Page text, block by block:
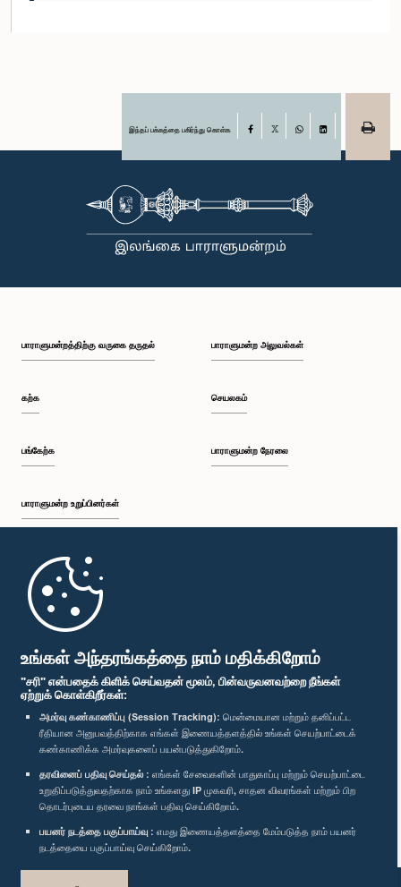
உங்கள் அந்தரங்கத்தை நாம் மதிக்கிறோம்
"சரி" என்பதைக் கிளிக் செய்வதன் மூலம், பின்வருவனவற்றை நீங்கள்
ஏற்றுக் கொள்கிறீர்கள்:
அமர்வு கண்காணிப்பு (Session Tracking): மென்மையான மற்றும் தனிப்பட்ட
ரீதியான அனுபவத்திற்காக எங்கள் இணையத்தளத்தில் உங்கள் செயற்பாட்டைக்
கண்காணிக்க அமர்வுகளைப் பயன்படுத்துகிறோம்.
தரவினைப் பதிவு செய்தல் : எங்கள் சேவைகளின் பாதுகாப்பு மற்றும் செயற்பாட்டை
உறுதிப்படுத்துவதற்காக நாம் உங்களது IP முகவரி, சாதன விவரங்கள் மற்றும் பிற
தொடர்புடைய தரவை நாங்கள் பதிவு செய்கிறோம்.
பயனர் நடத்தை பகுப்பாய்வு : எமது இணையத்தளத்தை மேம்படுத்த நாம் பயனர்
நடத்தையை பகுப்பாய்வு செய்கிறோம்.
இந்தப் பக்கத்தை பகிர்ந்து கொள்க Facebook
பாராளுமன்றத்திற்கு வருகை தருதல்
கற்க
பங்கேற்க
பாராளுமன்ற உறுப்பினர்கள்
முதற்பக்கம்
பாராளுமன்ற அலுவல்கள்
செயலகம்
பாராளுமன்ற நேரலை
பாராளுமன்ற கையடக்க செயலி
எம்மை பின்தொடர்க :
விருதுகள்
தனியுரிமைக் கொள்கை